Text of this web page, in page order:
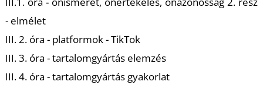
- elmélet
III. 2. óra - platformok - TikTok
III. 3. óra - tartalomgyártás elemzés
III. 4. óra - tartalomgyártás gyakorlat